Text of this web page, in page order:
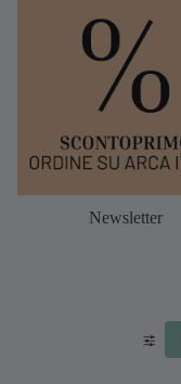
Newsletter